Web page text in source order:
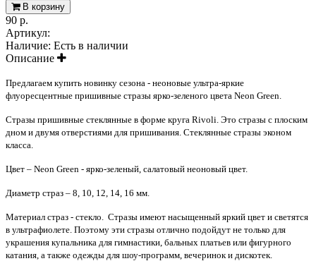
В корзину
90 р.
Артикул:
Наличие: Есть в наличии
Описание
Предлагаем купить новинку сезона - неоновые ультра-яркие
флуоресцентные пришивные стразы ярко-зеленого цвета Neon Green.
Стразы пришивные стеклянные в форме круга Rivoli. Это стразы с плоским
дном и двумя отверстиями для пришивания. Стеклянные стразы эконом
класса.
Цвет – Neon Green - ярко-зеленый, салатовый неоновый цвет.
Диаметр страз – 8, 10, 12, 14, 16 мм.
Материал страз - стекло. Стразы имеют насыщенный яркий цвет и светятся
в ультрафиолете. Поэтому эти стразы отлично подойдут не только для
украшения купальника для гимнастики, бальных платьев или фигурного
катания, а также одежды для шоу-программ, вечеринок и дискотек.